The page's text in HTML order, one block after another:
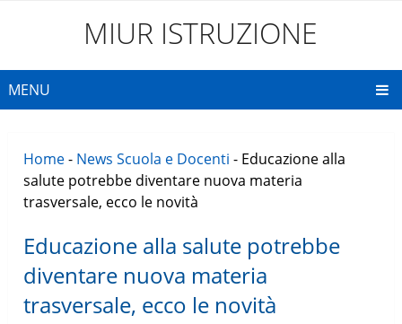
MIUR ISTRUZIONE
MENU
Home- News Scuola e Docenti - Educazione alla
salute potrebbe diventare nuova materia
trasversale, ecco le novità
Educazione alla salute potrebbe
diventare nuova materia
trasversale, ecco le novità